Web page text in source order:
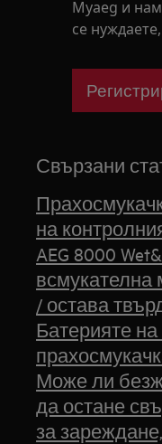
Myaeg и
се
Свързани
на
AEG 8000
всмукателна
/ остава
Батерияте
Може ли
да остане
за